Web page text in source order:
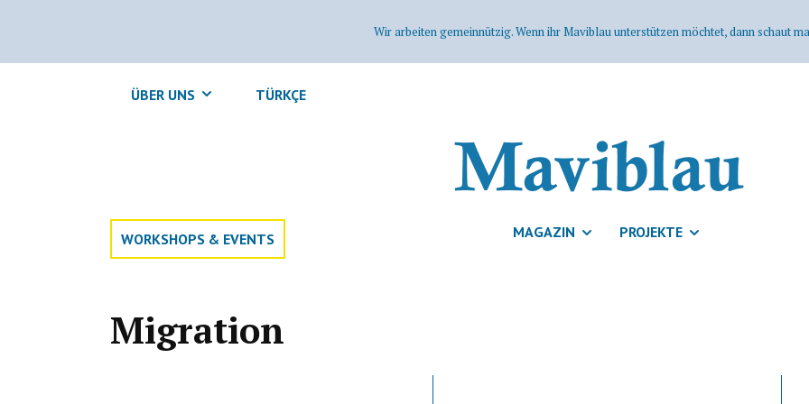
Wir arbeiten gemeinnützig. Wenn ihr Maviblau unterstützen möchtet, dann schaut
ÜBER UNS TÜRKÇE
WORKSHOPS & EVENTS MAGAZIN PROJEKTE
Migration